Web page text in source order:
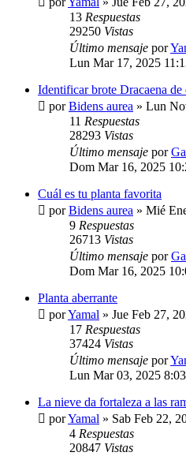
13 Respuestas
29250 Vistas
Último mensaje por
Lun Mar 17, 2025
Identificar brote Dracaena de
porBidens aurea » Lun
11 Respuestas
28293 Vistas
Último mensaje por
Dom Mar 16, 2025
Cuál es tu planta favorita
porBidens aurea » Mié
9 Respuestas
26713 Vistas
Último mensaje por
Dom Mar 16, 2025
Planta aberrante
porYamal » Jue Feb 27,
17 Respuestas
37424 Vistas
Último mensaje por
Lun Mar 03, 2025
La nieve da fortaleza a las
porYamal » Sab Feb 22,
4 Respuestas
20847 Vistas